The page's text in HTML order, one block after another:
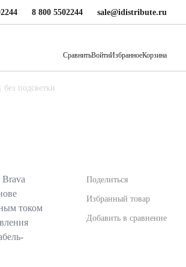
8 800 5502244 sale@idistribute.ru
СравнитьВойтиИзбранноеКорзина
подсветки
током
Поделиться
Избранный товар
Добавить в сравнение